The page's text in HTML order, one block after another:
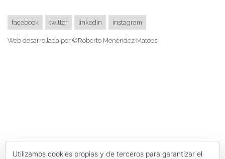
facebook twitter linkedin instagram
Web desarrollada por ©Roberto Menéndez Mateos
Utilizamos cookies propias y de terceros para garantizar el